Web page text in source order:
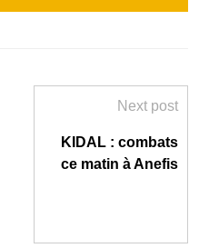
Next post
KIDAL : combats
ce matin à Anefis